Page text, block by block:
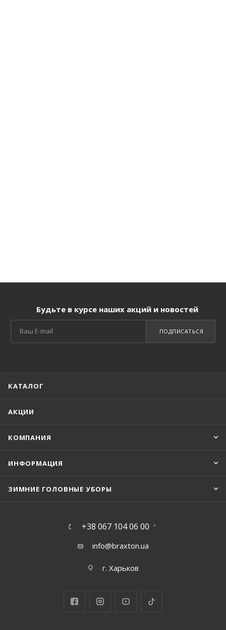
Будьте в курсе наших акций и новостей
ПОДПИСАТЬСЯ
КАТАЛОГ
АКЦИИ
КОМПАНИЯ
ИНФОРМАЦИЯ
ЗИМНИЕ ГОЛОВНЫЕ УБОРЫ
+38 067 104 06 00
info@braxton.ua
г. Харьков